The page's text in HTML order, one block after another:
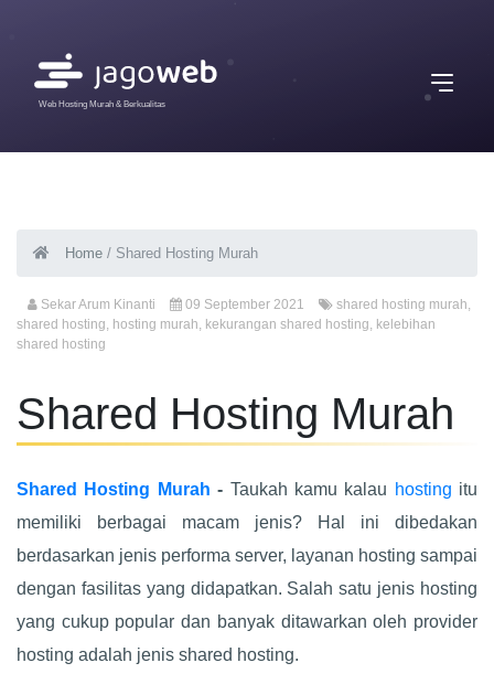
Web Hosting Murah & Berkualitas
Home / Shared Hosting Murah
Sekar Arum Kinanti 09 September 2021 shared hosting murah,
shared hosting, hosting murah, kekurangan shared hosting, kelebihan
shared hosting
Shared Hosting Murah
Shared Hosting Murah - Taukah kamu kalau hosting itu
memiliki berbagai macam jenis? Hal ini dibedakan
berdasarkan jenis performa server, layanan hosting sampai
dengan fasilitas yang didapatkan. Salah satu jenis hosting
yang cukup popular dan banyak ditawarkan oleh provider
hosting adalah jenis shared hosting.